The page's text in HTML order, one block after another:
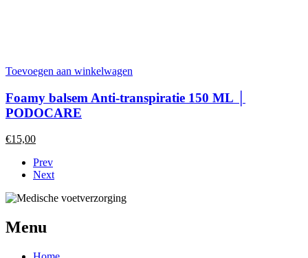
Toevoegen aan winkelwagen
Foamy balsem Anti-transpiratie 150 ML │
PODOCARE
€15,00
Prev
Next
Menu